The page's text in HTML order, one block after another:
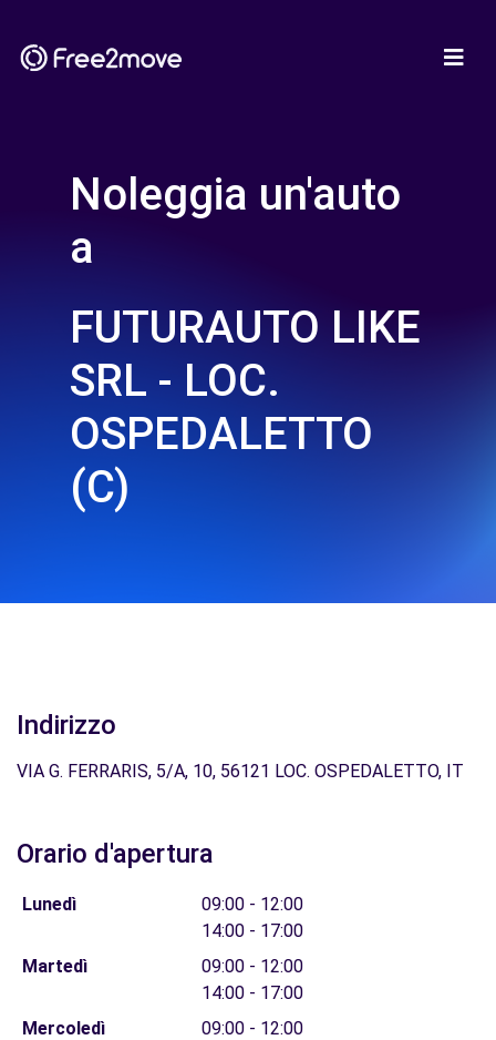
Noleggia un'auto
a
FUTURAUTO LIKE
SRL - LOC.
OSPEDALETTO
(C)
Indirizzo
VIA G. FERRARIS, 5/A, 10, 56121 LOC. OSPEDALETTO, IT
Orario d'apertura
Lunedì
09:00 - 12:00
14:00 - 17:00
Martedì
09:00 - 12:00
14:00 - 17:00
Mercoledì
09:00 - 12:00